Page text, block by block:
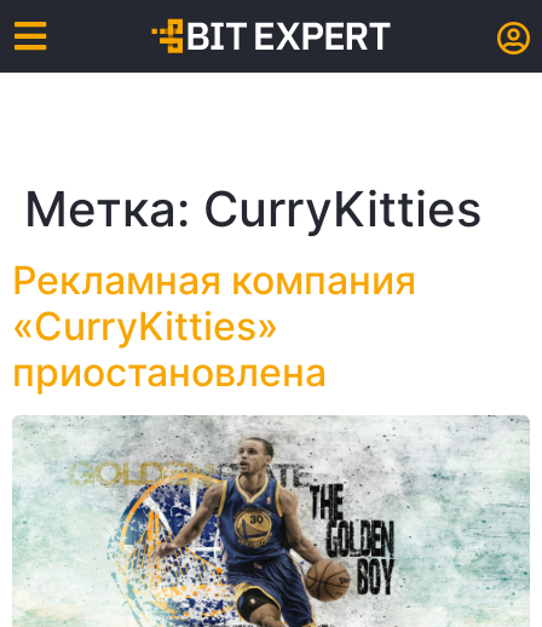
Метка: CurryKitties
Рекламная компания
«CurryKitties»
приостановлена